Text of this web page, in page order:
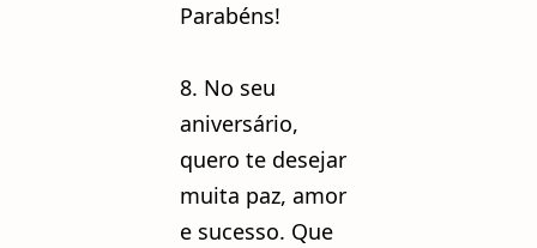
Parabéns!
8. No seu
aniversário,
quero te desejar
muita paz, amor
e sucesso. Que